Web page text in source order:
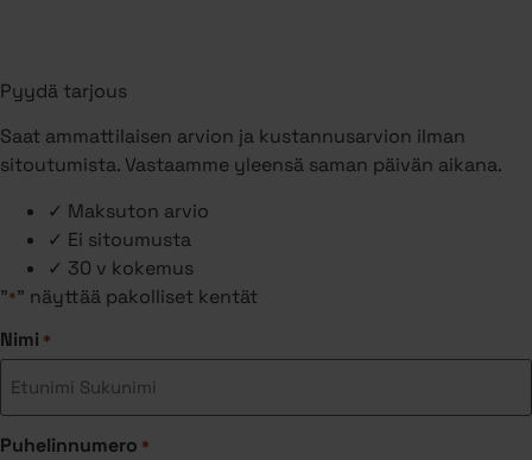
Pyydä tarjous
Saat ammattilaisen arvion ja kustannusarvion ilman
sitoutumista. Vastaamme yleensä saman päivän aikana.
✓ Maksuton arvio
✓ Ei sitoumusta
✓ 30 v kokemus
"*" näyttää pakolliset kentät
Nimi *
Puhelinnumero *